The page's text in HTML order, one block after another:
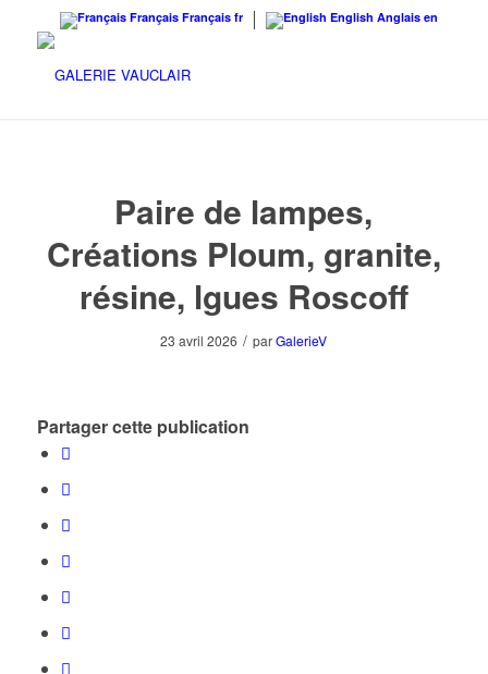
Français Français fr English Anglais en
Paire de lampes,
Créations Ploum, granite,
résine, lgues Roscoff
23 avril 2026 / parGalerieV
Partager cette publication